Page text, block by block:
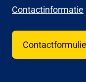
Contactinformatie